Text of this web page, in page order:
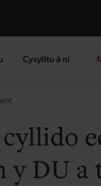
Cysylltu â ni
landing page
y DU a